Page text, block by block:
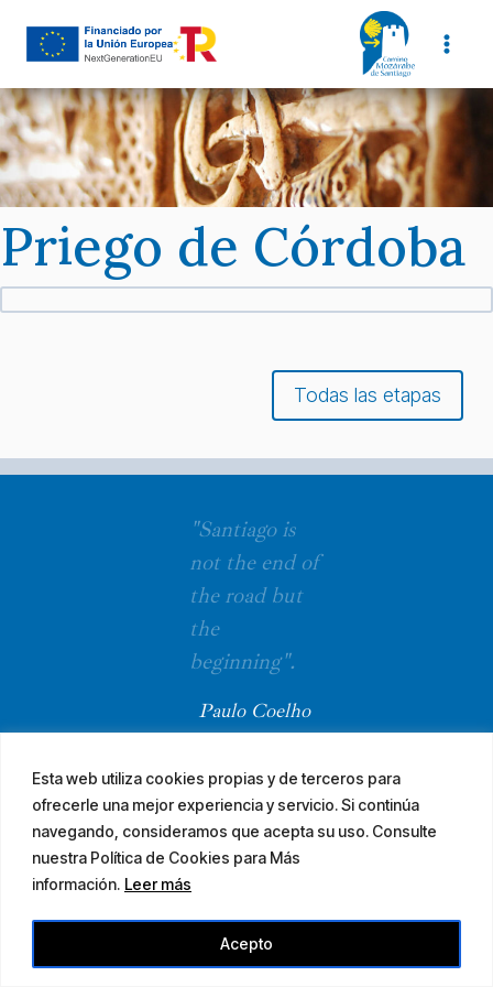
Esta web utiliza cookies propias y de terceros para
ofrecerle una mejor experiencia y servicio. Si continúa
navegando, consideramos que acepta su uso. Consulte
nuestra Política de Cookies para Más
información. Leer más
Acepto
Priego de Córdoba
Todas las etapas
"Santiago is
not the end of
the road but
the
beginning".
Paulo Coelho
Accessibility